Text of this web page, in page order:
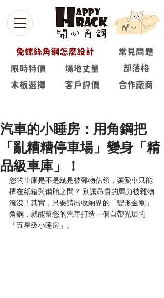
免螺絲角鋼怎麼設計
常見問題
限時特價
場地丈量
部落格
木板選擇
客戶評價 合作廠商
汽車的小睡房：用角鋼把
「亂糟糟停車場」變身「精
品級車庫」！
您的車庫是不是總是被雜物佔領，讓愛車只能
擠在紙箱與備胎之間？ 別讓昂貴的馬力被雜物
淹沒！其實，只要請出收納界的「變形金剛」
角鋼，就能幫您的汽車打造一個自帶光環的
「五星級小睡房」。